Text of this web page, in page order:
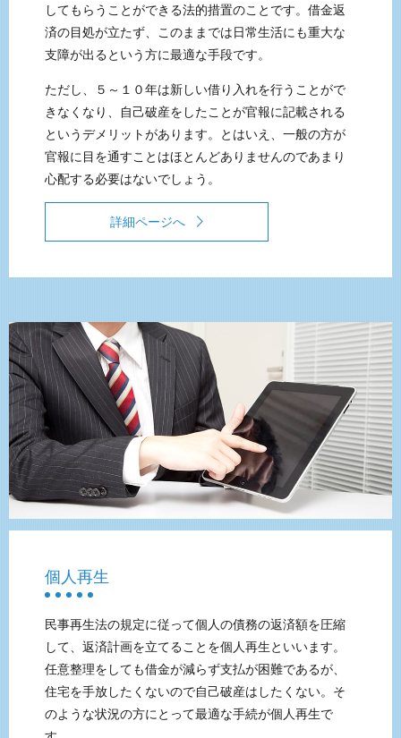
してもらうことができる法的措置のことです。借金返
済の目処が立たず、このままでは日常生活にも重大な
支障が出るという方に最適な手段です。
ただし、５～１０年は新しい借り入れを行うことがで
きなくなり、自己破産をしたことが官報に記載される
というデメリットがあります。とはいえ、一般の方が
官報に目を通すことはほとんどありませんのであまり
心配する必要はないでしょう。
詳細ページへ
個人再生
民事再生法の規定に従って個人の債務の返済額を圧縮
して、返済計画を立てることを個人再生といいます。
任意整理をしても借金が減らず支払が困難であるが、
住宅を手放したくないので自己破産はしたくない。そ
のような状況の方にとって最適な手続が個人再生で